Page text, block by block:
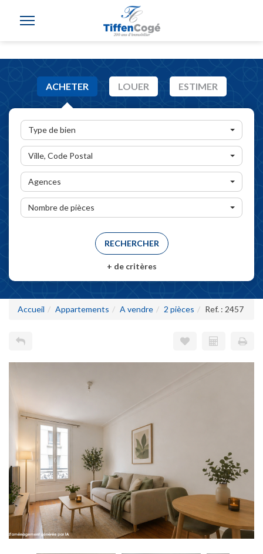
ACHETER LOUER ESTIMER
Type de bien
Ville, Code Postal
Agences
Nombre de pièces
+ de critères
Accueil Appartements A vendre 2 pièces Ref. : 2457